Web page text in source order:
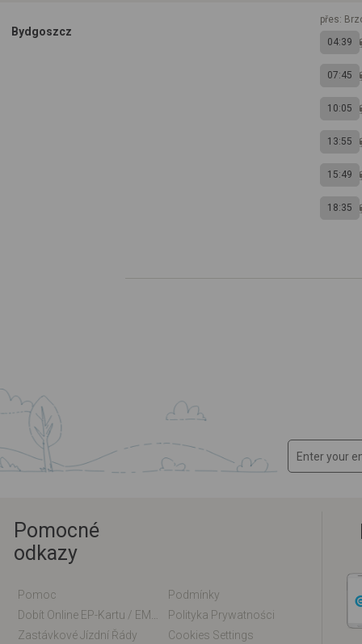
Bydgoszcz
přes:
04:39
07:45
10:05
13:55
15:49
18:35
Pomocné
odkazy
Pomoc
Podmínky
Polityka Prywatności
Zastávkové Jízdní Řády
Cookies Settings